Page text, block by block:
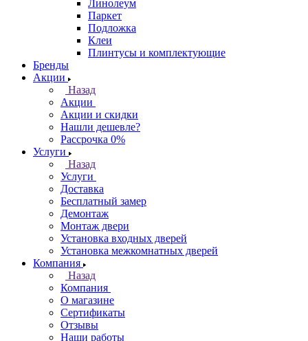
Линолеум
Паркет
Подложка
Клеи
Плинтусы и комплектующие
Бренды
Акции
Назад
Акции
Акции и скидки
Нашли дешевле?
Рассрочка 0%
Услуги
Назад
Услуги
Доставка
Бесплатный замер
Демонтаж
Монтаж двери
Установка входных дверей
Установка межкомнатных дверей
Компания
Назад
Компания
О магазине
Сертификаты
Отзывы
Наши работы